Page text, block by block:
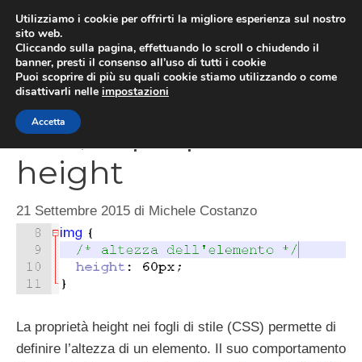
contenuto
CSS, la proprietà
height
21 Settembre 2015 di Michele Costanzo
La proprietà height nei fogli di stile (CSS) permette di
definire l’altezza di un elemento. Il suo comportamento
Utilizziamo i cookie per offrirti la migliore esperienza sul nostro
sito web.
Cliccando sulla pagina, effettuando lo scroll o chiudendo il
banner, presti il consenso all’uso di tutti i cookie
Puoi scoprire di più su quali cookie stiamo utilizzando o come
disattivarli nelle impostazioni
Accetta